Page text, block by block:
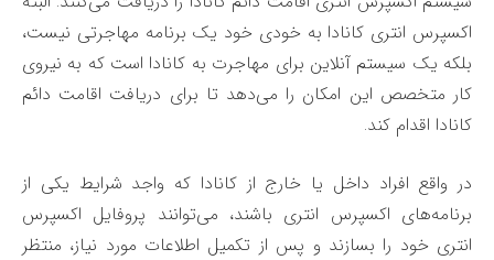
اکسپرس انتری کانادا به خودی خود یک برنامه مهاجرتی نیست،
بلکه یک سیستم آنلاین برای مهاجرت به کانادا است که به نیروی
کار متخصص این امکان را می‌دهد تا برای دریافت اقامت دائم
کانادا اقدام کند.
در واقع افراد داخل یا خارج از کانادا که واجد شرایط یکی از
برنامه‌های اکسپرس انتری باشند، می‌توانند پروفایل اکسپرس
انتری خود را بسازند و پس از تکمیل اطلاعات مورد نیاز، منتظر